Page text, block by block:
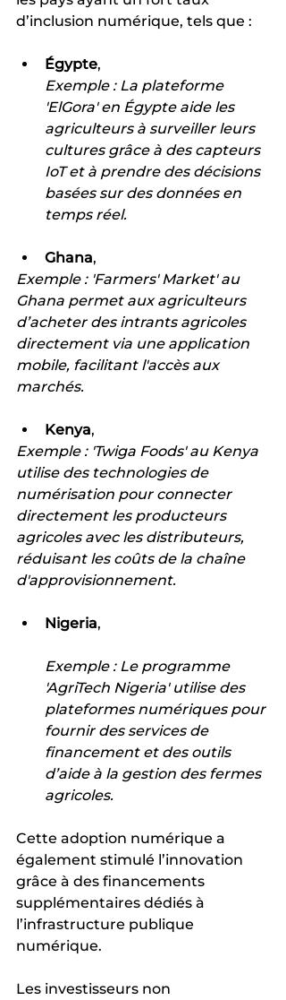
d’inclusion numérique, tels que :
Égypte,
Exemple : La plateforme
'ElGora' en Égypte aide les
agriculteurs à surveiller leurs
cultures grâce à des capteurs
IoT et à prendre des décisions
basées sur des données en
temps réel.
Ghana,
Exemple : 'Farmers' Market' au
Ghana permet aux agriculteurs
d’acheter des intrants agricoles
directement via une application
mobile, facilitant l'accès aux
marchés.
Kenya,
Exemple : 'Twiga Foods' au Kenya
utilise des technologies de
numérisation pour connecter
directement les producteurs
agricoles avec les distributeurs,
réduisant les coûts de la chaîne
d'approvisionnement.
Nigeria,
Exemple : Le programme
'AgriTech Nigeria' utilise des
plateformes numériques pour
fournir des services de
financement et des outils
d’aide à la gestion des fermes
agricoles.
Cette adoption numérique a
également stimulé l’innovation
grâce à des financements
supplémentaires dédiés à
l’infrastructure publique
numérique.
Les investisseurs non